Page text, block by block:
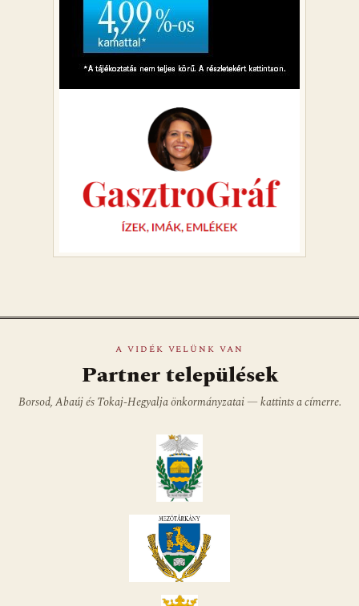
A VIDÉK VELÜNK VAN
Partner települések
Borsod, Abaúj és Tokaj-Hegyalja önkormányzatai — kattints a címerre.